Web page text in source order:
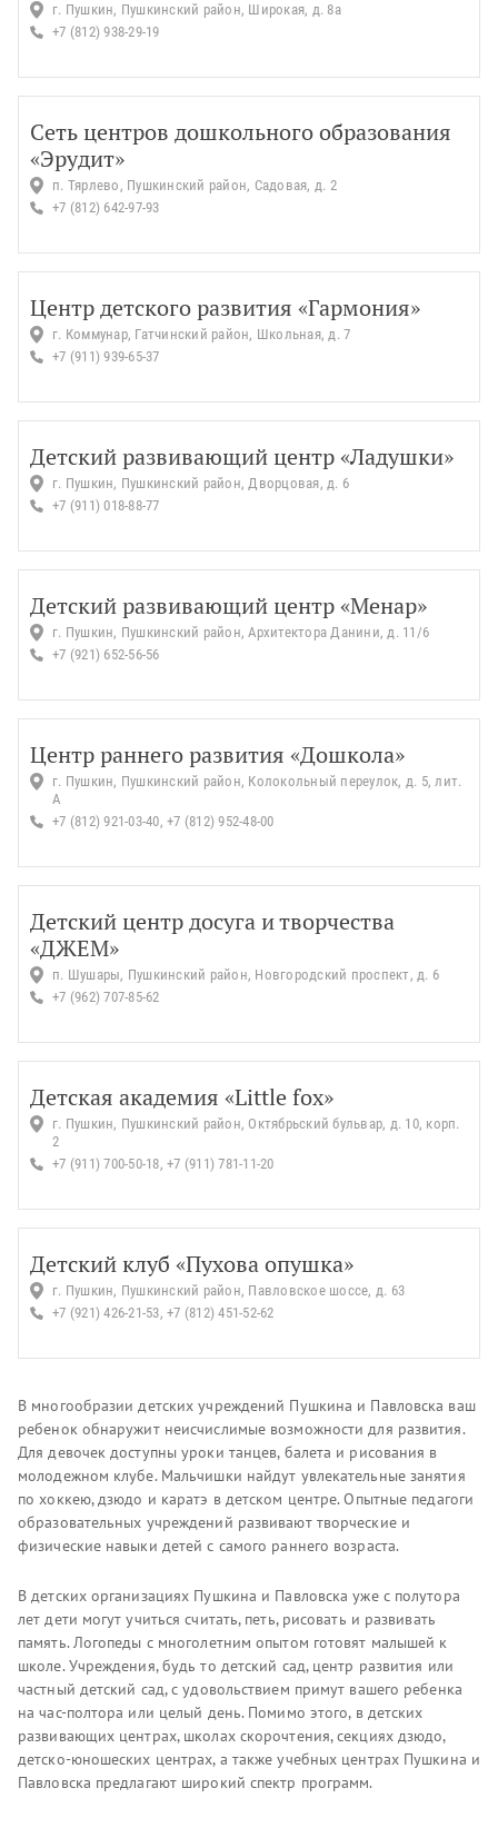
г. Пушкин, Пушкинский район, Широкая, д. 8а
+7 (812) 938-29-19
Сеть центров дошкольного образования
«Эрудит»
п. Тярлево, Пушкинский район, Садовая, д. 2
+7 (812) 642-97-93
Центр детского развития «Гармония»
г. Коммунар, Гатчинский район, Школьная, д. 7
+7 (911) 939-65-37
Детский развивающий центр «Ладушки»
г. Пушкин, Пушкинский район, Дворцовая, д. 6
+7 (911) 018-88-77
Детский развивающий центр «Менар»
г. Пушкин, Пушкинский район, Архитектора Данини, д. 11/6
+7 (921) 652-56-56
Центр раннего развития «Дошкола»
г. Пушкин, Пушкинский район, Колокольный переулок, д. 5, лит.
А
+7 (812) 921-03-40, +7 (812) 952-48-00
Детский центр досуга и творчества
«ДЖЕМ»
п. Шушары, Пушкинский район, Новгородский проспект, д. 6
+7 (962) 707-85-62
Детская академия «Little fox»
г. Пушкин, Пушкинский район, Октябрьский бульвар, д. 10, корп.
2
+7 (911) 700-50-18, +7 (911) 781-11-20
Детский клуб «Пухова опушка»
г. Пушкин, Пушкинский район, Павловское шоссе, д. 63
+7 (921) 426-21-53, +7 (812) 451-52-62
В многообразии детских учреждений Пушкина и Павловска ваш
ребенок обнаружит неисчислимые возможности для развития.
Для девочек доступны уроки танцев, балета и рисования в
молодежном клубе. Мальчишки найдут увлекательные занятия
по хоккею, дзюдо и каратэ в детском центре. Опытные педагоги
образовательных учреждений развивают творческие и
физические навыки детей с самого раннего возраста.
В детских организациях Пушкина и Павловска уже с полутора
лет дети могут учиться считать, петь, рисовать и развивать
память. Логопеды с многолетним опытом готовят малышей к
школе. Учреждения, будь то детский сад, центр развития или
частный детский сад, с удовольствием примут вашего ребенка
на час-полтора или целый день. Помимо этого, в детских
развивающих центрах, школах скорочтения, секциях дзюдо,
детско-юношеских центрах, а также учебных центрах Пушкина и
Павловска предлагают широкий спектр программ.